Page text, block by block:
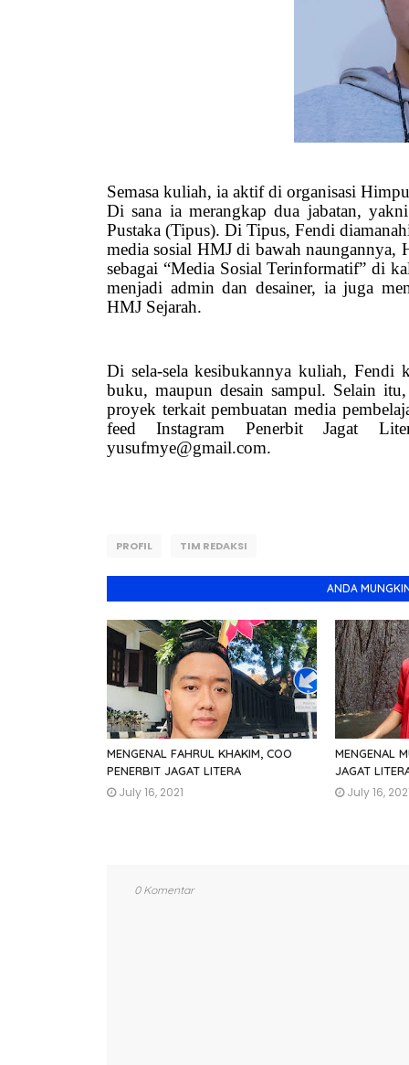
Semasa kuliah, ia aktif di organisasi
Di sana ia merangkap dua jabatan,
Pustaka (Tipus). Di Tipus, Fendi
media sosial HMJ di bawah
sebagai “Media Sosial Terinformatif” di
menjadi admin dan desainer, ia juga
HMJ Sejarah.
Di sela-sela kesibukannya kuliah, Fendi
buku, maupun desain sampul. Selain
proyek terkait pembuatan media
feed Instagram Penerbit Jagat
yusufmye@gmail.com.
PROFIL TIM REDAKSI
ANDA
MENGENAL FAHRUL KHAKIM, COO
PENERBIT JAGAT LITERA
July 16, 2021
MENGENAL
JAGAT
July 16,
0 Komentar